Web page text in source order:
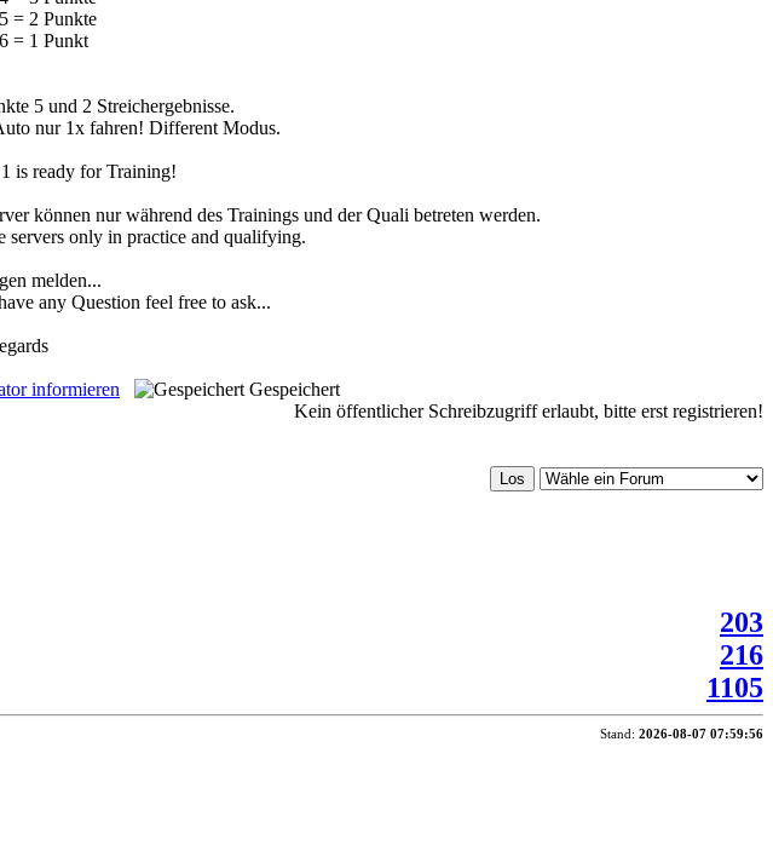
= 2 Punkte
= 1 Punkt
5 und 2 Streichergebnisse.
nur 1x fahren! Different Modus.
is ready for Training!
können nur während des Trainings und der Quali betreten werden.
servers only in practice and qualifying.
melden...
any Question feel free to ask...
informieren
Gespeichert
Kein öffentlicher Schreibzugriff erlaubt, bitte erst registrieren!
203
216
1105
Stand: 2026-08-07 07:59:56